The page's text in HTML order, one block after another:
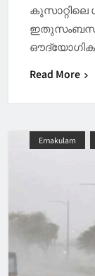
ഔദ്യോഗിക
Read More
Ernakulam